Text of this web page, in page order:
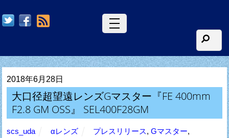
2018年6月28日
大口径超望遠レンズGマスター『FE 400mm
F2.8 GM OSS』 SEL400F28GM
scs_uda αレンズ プレスリリース,Gマスター,